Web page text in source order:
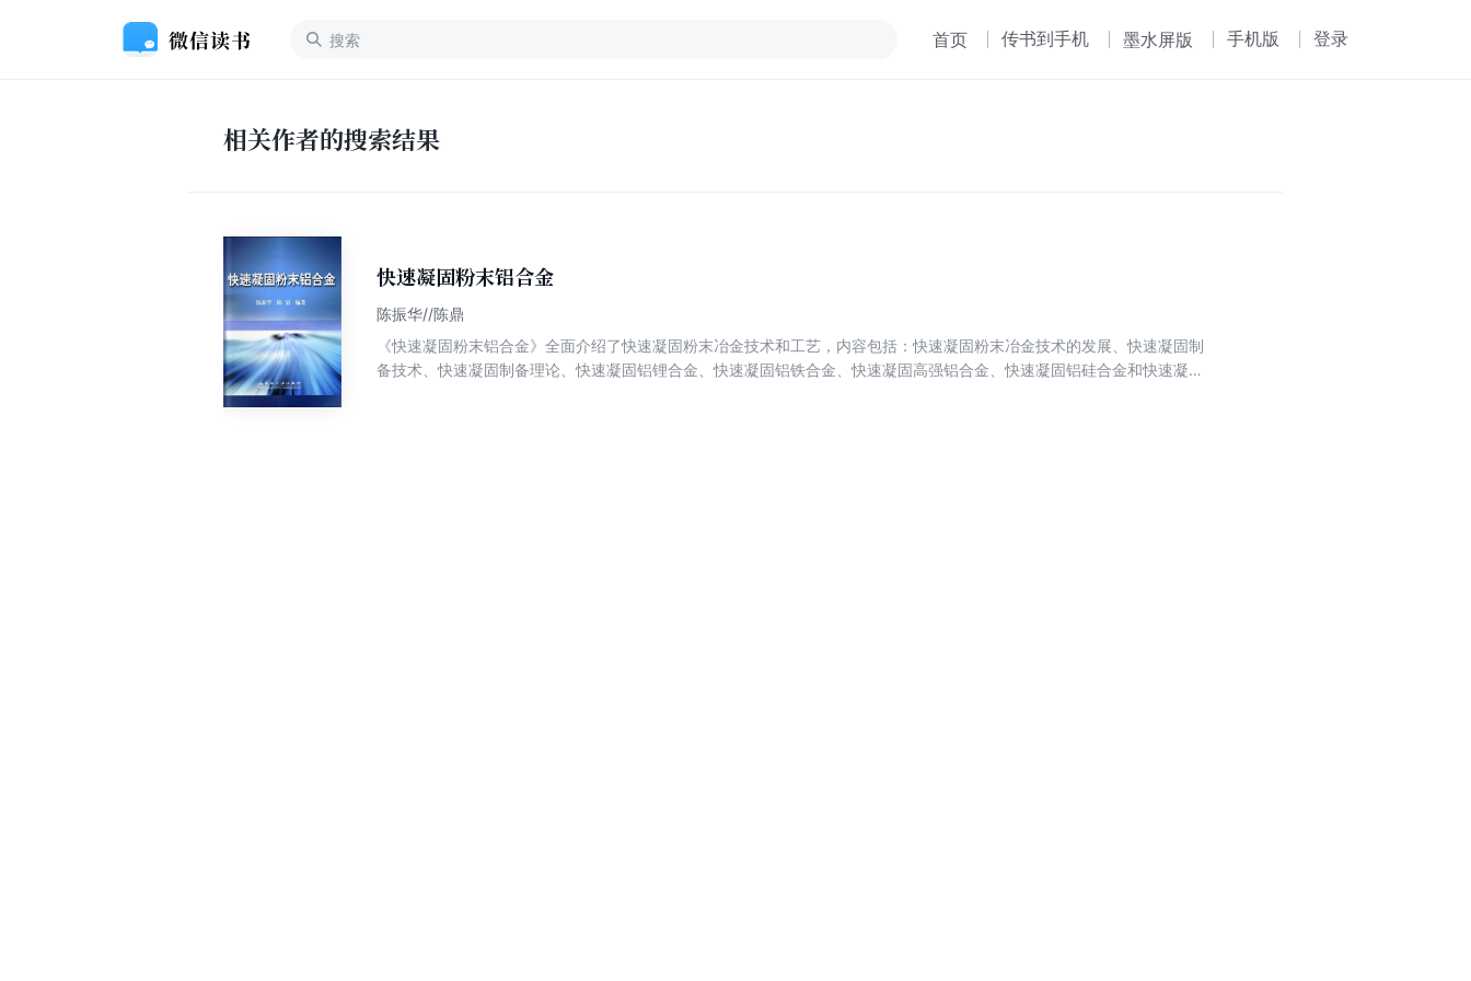
首页 传书到手机 墨水屏版 手机版 登录
相关作者的搜索结果
快速凝固粉末铝合金
陈振华//陈鼎
《快速凝固粉末铝合金》全面介绍了快速凝固粉末冶金技术和工艺，内容包括：快速凝固粉末冶金技术的发展、快速凝固制
备技术、快速凝固制备理论、快速凝固铝锂合金、快速凝固铝铁合金、快速凝固高强铝合金、快速凝固铝硅合金和快速凝固